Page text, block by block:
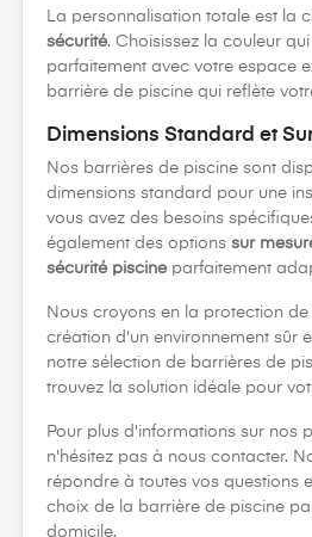
La personnalisation totale est la
sécurité. Choisissez la couleur
parfaitement avec votre espace
barrière de piscine qui reflète
Dimensions Standard et
Nos barrières de piscine sont
dimensions standard pour une
vous avez des besoins
également des options sur
sécurité piscineparfaitement
Nous croyons en la protection
création d'un environnement sûr
notre sélection de barrières de
trouvez la solution idéale pour
Pour plus d'informations sur nos
n'hésitez pas à nous contacter.
répondre à toutes vos questions
choix de la barrière de piscine
domicile.